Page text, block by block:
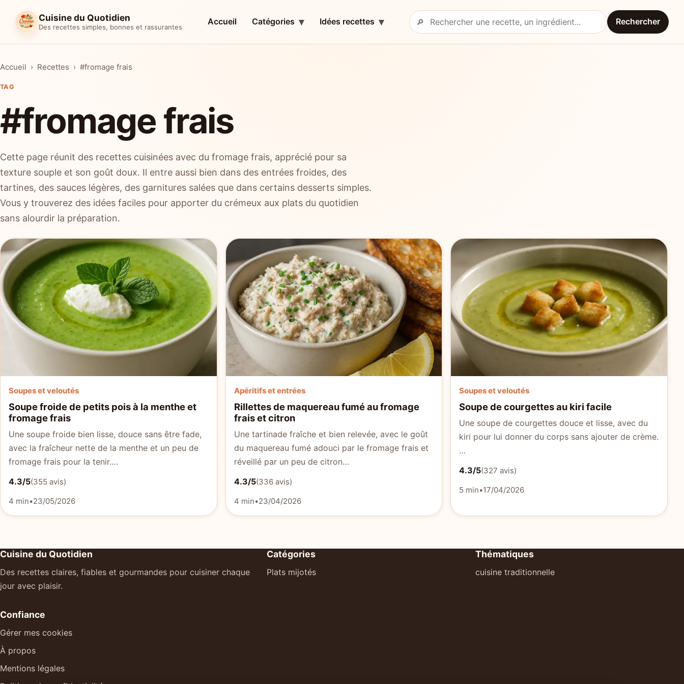
Cuisine du Quotidien
Des recettes simples, bonnes et rassurantes
Accueil Catégories Idées recettes
Rechercher une recette
🔎 Rechercher
Accueil Recettes #fromage frais
TAG
#fromage frais
Cette page réunit des recettes cuisinées avec du fromage frais, apprécié pour sa
texture souple et son goût doux. Il entre aussi bien dans des entrées froides, des
tartines, des sauces légères, des garnitures salées que dans certains desserts simples.
Vous y trouverez des idées faciles pour apporter du crémeux aux plats du quotidien
sans alourdir la préparation.
Soupes et veloutés
Soupe froide de petits pois à la menthe et
fromage frais
Une soupe froide bien lisse, douce sans être fade,
avec la fraîcheur nette de la menthe et un peu de
fromage frais pour la tenir.…
4.3/5(355 avis)
4 min•23/05/2026
Apéritifs et entrées
Rillettes de maquereau fumé au fromage
frais et citron
Une tartinade fraîche et bien relevée, avec le goût
du maquereau fumé adouci par le fromage frais et
réveillé par un peu de citron…
4.3/5(336 avis)
4 min•23/04/2026
Soupes et veloutés
Soupe de courgettes au kiri facile
Une soupe de courgettes douce et lisse, avec du
kiri pour lui donner du corps sans ajouter de crème.
…
4.3/5(327 avis)
5 min•17/04/2026
Cuisine du Quotidien
Des recettes claires, fiables et gourmandes pour cuisiner chaque
jour avec plaisir.
Catégories
Plats mijotés
Thématiques
cuisine traditionnelle
Confiance
Gérer mes cookies
À propos
Mentions légales